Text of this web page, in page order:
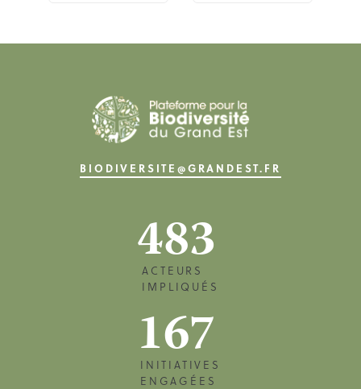
BIODIVERSITE@GRANDEST.FR
483
ACTEURS
IMPLIQUÉS
167
INITIATIVES
ENGAGÉES